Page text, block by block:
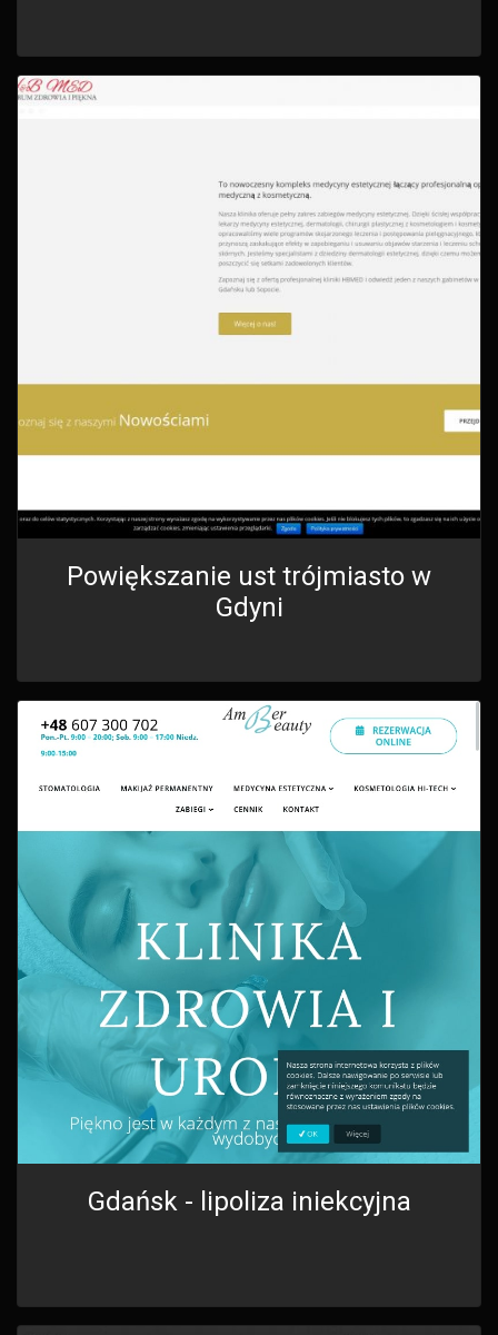
Powiększanie ust trójmiasto w
Gdyni
Gdańsk - lipoliza iniekcyjna